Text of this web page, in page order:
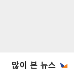
많이 본 뉴스